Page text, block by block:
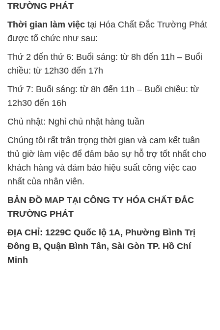
TRƯỜNG PHÁT
Thời gian làm việc tại Hóa Chất Đắc Trường Phát
được tổ chức như sau:
Thứ 2 đến thứ 6: Buổi sáng: từ 8h đến 11h – Buổi
chiều: từ 12h30 đến 17h
Thứ 7: Buổi sáng: từ 8h đến 11h – Buổi chiều: từ
12h30 đến 16h
Chủ nhật: Nghỉ chủ nhật hàng tuần
Chúng tôi rất trân trọng thời gian và cam kết tuân
thủ giờ làm việc để đảm bảo sự hỗ trợ tốt nhất cho
khách hàng và đảm bảo hiệu suất công việc cao
nhất của nhân viên.
BẢN ĐỒ MAP TẠI CÔNG TY HÓA CHẤT ĐẮC
TRƯỜNG PHÁT
ĐỊA CHỈ: 1229C Quốc lộ 1A, Phường Bình Trị
Đông B, Quận Bình Tân, Sài Gòn TP. Hồ Chí
Minh